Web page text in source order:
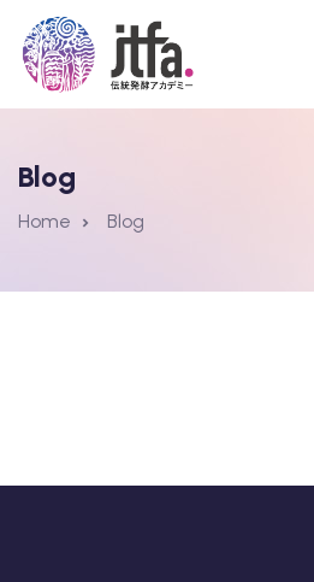
Blog
Home Blog